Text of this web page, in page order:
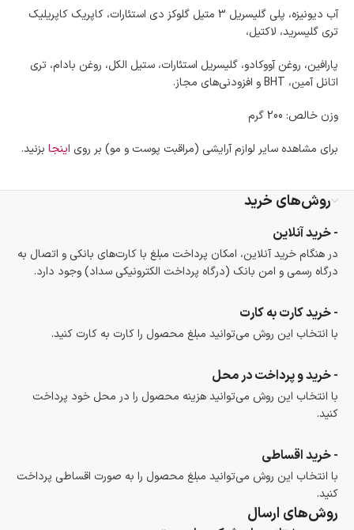
آب دیونیزه، پلی‌ گلیسریل 3 متیل گلوکز دی استئارات، کاپریک کاپریلیک
تری گلیسرید، لاکتیل،
پارافین، روغن آووکادو، گلیسریل استئارات، ستیل الکل، روغن بادام، تری
اتانل آمین، BHT و افزودنی‌های مجاز.
وزن خالص: 200 گرم
برای مشاهده سایر لوازم آرایشی (مراقبت پوست و مو) بر روی اینجا بزنید.
روش‌های خرید
- خرید آنلاین
در هنگام خرید آنلاین، امکان پرداخت مبلغ با کارت‌های بانکی و اتصال به
درگاه رسمی و امن بانک (درگاه پرداخت الکترونیکی سداد) وجود دارد.
- خرید کارت به کارت
با انتخاب این روش می‌توانید مبلغ محصول را کارت به کارت کنید.
- خرید و پرداخت در محل
با انتخاب این روش می‌توانید هزینه محصول را در محل خود پرداخت
کنید.
- خرید اقساطی
با انتخاب این روش می‌توانید مبلغ محصول را به صورت اقساطی پرداخت
کنید.
روش‌های ارسال